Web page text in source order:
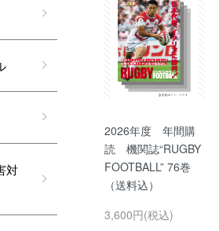
2026年度 年間購
読 機関誌“RUGBY
FOOTBALL” 76巻
（送料込）
3,600円(税込)
対